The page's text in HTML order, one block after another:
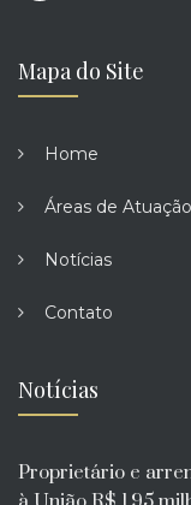
Mapa do Site
Home
Áreas de Atuação
Notícias
Contato
Notícias
Proprietário e